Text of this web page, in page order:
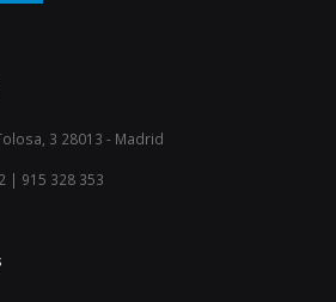
3 28013 - Madrid
| 915 328 353